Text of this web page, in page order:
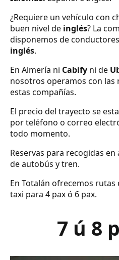
¿Requiere un vehículo con
buen nivel de inglés? La
disponemos de
inglés.
En Almería ni Cabify ni de
nosotros operamos con las
estas compañías.
El precio del trayecto se
por teléfono o correo
todo momento.
Reservas para recogidas
de autobús y tren.
En Totalán ofrecemos
taxi para 4 pax ó 6 pax.
7 ú 8